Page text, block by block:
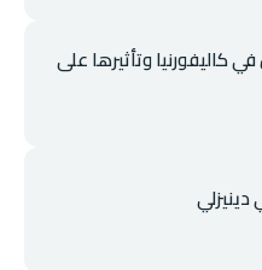
كاليفورنيا وتأثيرها على